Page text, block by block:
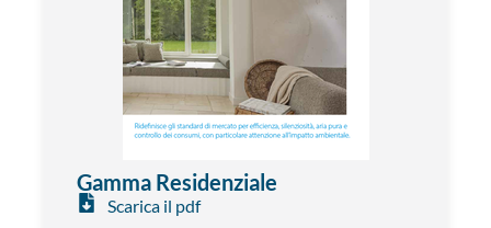
Gamma Residenziale
Scarica il pdf